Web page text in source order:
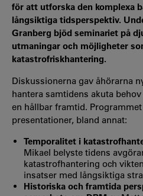
för att utforska den komplexa
långsiktiga tidsperspektiv.
Granberg bjöd seminariet på
utmaningar och möjligheter
katastrofriskhantering.
Diskussionerna gav åhörarna
hantera samtidens akuta
en hållbar framtid.
presentationer, bland annat:
Temporalitet i
Mikael belyste tidens
katastrofhantering och
insatser med långsiktiga
Historiska och framtida